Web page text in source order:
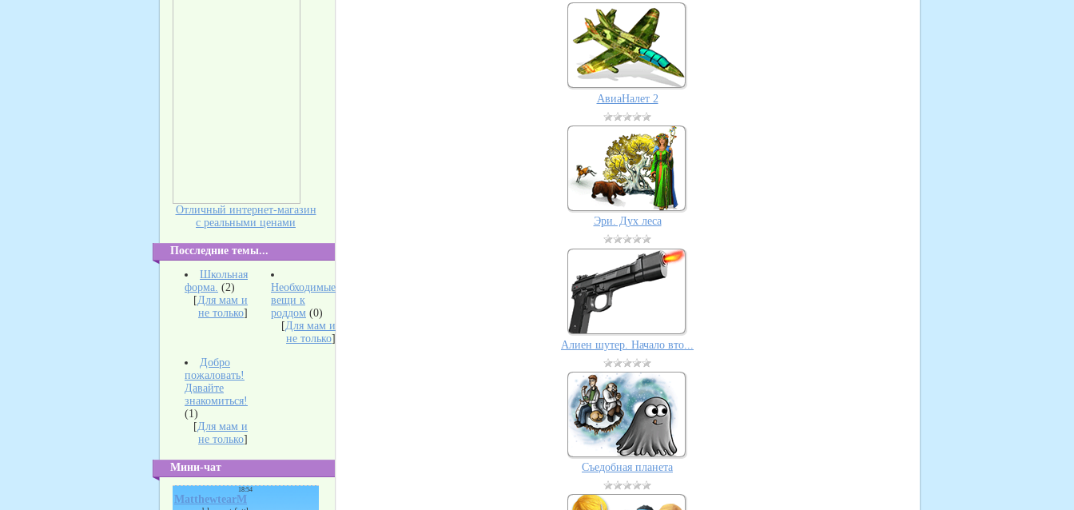
Отличный интернет-магазин
с реальными ценами
Посследние темы...
Школьная
форма. (2)
[Для мам и
не только]
Необходимые
вещи к
роддом (0)
[Для мам и
не только]
Добро
пожаловать!
Давайте
знакомиться!
(1)
[Для мам и
не только]
Мини-чат
АвиаНалет 2
Эри. Дух леса
Алиен шутер. Начало вто...
Съедобная планета